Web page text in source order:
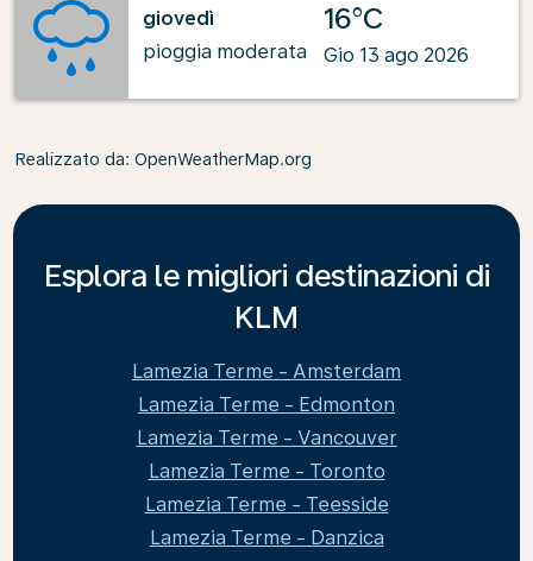
giovedì
pioggia moderata
16°C
Gio 13 ago 2026
Realizzato da: OpenWeatherMap.org
Esplora le migliori destinazioni di
KLM
Lamezia Terme - Amsterdam
Lamezia Terme - Edmonton
Lamezia Terme - Vancouver
Lamezia Terme - Toronto
Lamezia Terme - Teesside
Lamezia Terme - Danzica